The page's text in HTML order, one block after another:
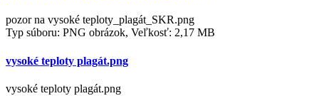
pozor na vysoké teploty_plagát_SKR.png
Typ súboru: PNG obrázok, Veľkosť: 2,17 MB
vysoké teploty plagát.png
vysoké teploty plagát.png